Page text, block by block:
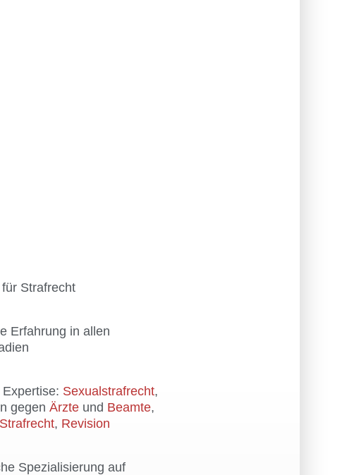
Strafrecht
Erfahrung in allen
Sexualstrafrecht,
gegenÄrzte und Beamte,
, Revision
Spezialisierung auf